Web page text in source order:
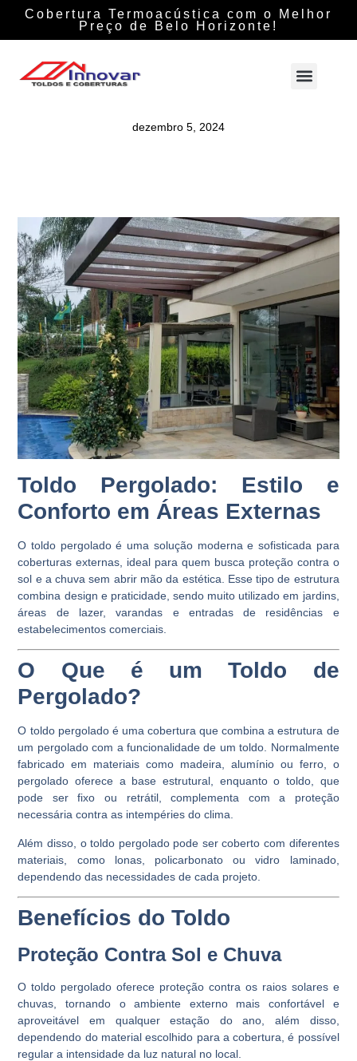
Cobertura Termoacústica com o Melhor
Preço de Belo Horizonte!
dezembro 5, 2024
Toldo Pergolado: Estilo e
Conforto em Áreas Externas
O toldo pergolado é uma solução moderna e sofisticada para
coberturas externas, ideal para quem busca proteção contra o
sol e a chuva sem abrir mão da estética. Esse tipo de estrutura
combina design e praticidade, sendo muito utilizado em jardins,
áreas de lazer, varandas e entradas de residências e
estabelecimentos comerciais.
O Que é um Toldo de
Pergolado?
O toldo pergolado é uma cobertura que combina a estrutura de
um pergolado com a funcionalidade de um toldo. Normalmente
fabricado em materiais como madeira, alumínio ou ferro, o
pergolado oferece a base estrutural, enquanto o toldo, que
pode ser fixo ou retrátil, complementa com a proteção
necessária contra as intempéries do clima.
Além disso, o toldo pergolado pode ser coberto com diferentes
materiais, como lonas, policarbonato ou vidro laminado,
dependendo das necessidades de cada projeto.
Benefícios do Toldo
Proteção Contra Sol e Chuva
O toldo pergolado oferece proteção contra os raios solares e
chuvas, tornando o ambiente externo mais confortável e
aproveitável em qualquer estação do ano, além disso,
dependendo do material escolhido para a cobertura, é possível
regular a intensidade da luz natural no local.